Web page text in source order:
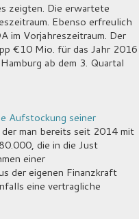
zeigten. Die erwartete
Ebenso erfreulich
im Vorjahreszeitraum. Der
€10 Mio. für das Jahr 2016
ab dem 3. Quartal
Aufstockung seiner
der man bereits seit 2014 mit
die in die Just
einer
der eigenen Finanzkraft
eine vertragliche